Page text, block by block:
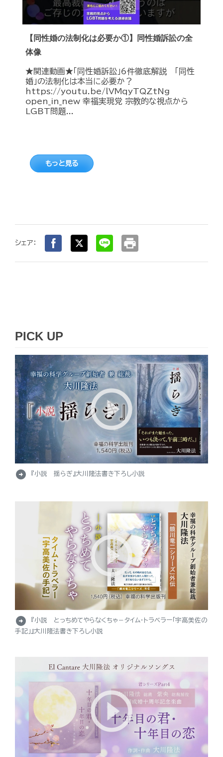
【同性婚の法制化は必要か①】同性婚訴訟の全
体像
★関連動画★「同性婚訴訟」6件徹底解説 「同性
婚」の法制化は本当に必要か？
https://youtu.be/lVMqyTQZtNg
open_in_new 幸福実現党 宗教的な視点から
LGBT問題...
もっと見る
シェア： print
PICK UP
arrow_circle_right 『小説 揺らぎ』大川隆法書き下ろし小説
arrow_circle_right
『小説 とっちめてやらなくちゃ－タイム・トラベラー「宇高美佐の
手記」』大川隆法書き下ろし小説